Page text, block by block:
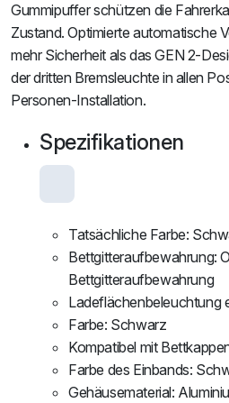
Gummipuffer schützen die
Zustand. Optimierte automatische
mehr Sicherheit als das GEN 2-
der dritten Bremsleuchte in allen
Personen-Installation.
Spezifikationen
Tatsächliche Farbe:
Bettgitteraufbewahrung:
Bettgitteraufbewahrung
Ladeflächenbeleuchtung
Farbe: Schwarz
Kompatibel mit
Farbe des Einbands:
Gehäusematerial: